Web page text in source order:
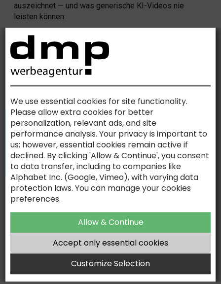
AI-ASSISTED. HUMAN-DRIVEN.
auszeichnet — und was generische KI-Videos nie
leisten können:
SIND SIE BEREIT, IHRE
KOMMUNIKATION AUF DIE NÄCHSTE
STUFE ZU HEBEN?
Lassen Sie uns gemeinsam etwas schaffen
KONTAKT
AKTUELLE NACHRICHTEN
Moderne KI-Systeme erkennen Originalität, Kreativität und
Eigenständigkeit zunehmend als Qualitätsmerkmale. Denn
Kreativität ist der Rohstoff, aus dem Vertrauen entsteht.
industrielle Content-Strategien scheitern lässt.
Leitfaden Messemarketing — ChatGPT wird gefragt wer
ausstellt. GEO entscheidet ob Sie in der Antwort stehen.
WISSEN
We use essential cookies for site functionality.
Please allow extra cookies for better
personalization, relevant ads, and site
performance analysis. Your privacy is important to
us; however, essential cookies remain active if
declined. By clicking 'Allow & Continue', you consent
to data transfer, including to companies like
Alphabet Inc. (Google, Vimeo), with varying data
protection laws. You can manage your cookies
preferences.
Allow & Continue
Accept only essential cookies
Customize Selection